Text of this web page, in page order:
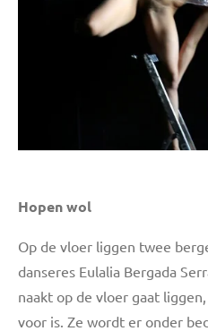
Hopen wol
Op de vloer liggen twee
danseres Eulalia Bergada
naakt op de vloer gaat
voor is. Ze wordt er onder